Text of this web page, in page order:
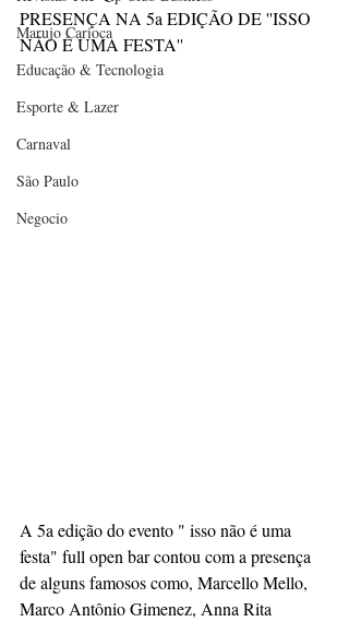
Marujo Carioca
Educação & Tecnologia
Esporte & Lazer
Carnaval
São Paulo
Negocio
PRESENÇA NA 5a EDIÇÃO DE ''ISSO
NÃO É UMA FESTA''
A 5a edição do evento " isso não é uma
festa" full open bar contou com a presença
de alguns famosos como, Marcello Mello,
Marco Antônio Gimenez, Anna Rita